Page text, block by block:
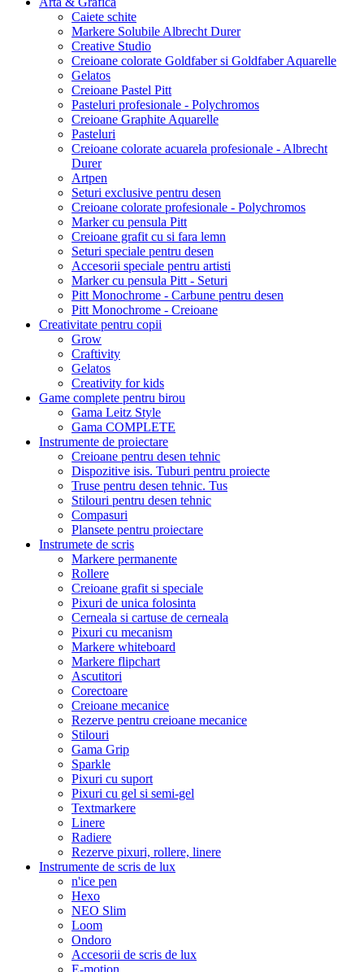
Caiete schite
Markere Solubile Albrecht Durer
Creative Studio
Creioane colorate Goldfaber si Goldfaber Aquarelle
Gelatos
Creioane Pastel Pitt
Pasteluri profesionale - Polychromos
Creioane Graphite Aquarelle
Pasteluri
Creioane colorate acuarela profesionale - Albrecht
Durer
Artpen
Seturi exclusive pentru desen
Creioane colorate profesionale - Polychromos
Marker cu pensula Pitt
Creioane grafit cu si fara lemn
Seturi speciale pentru desen
Accesorii speciale pentru artisti
Marker cu pensula Pitt - Seturi
Pitt Monochrome - Carbune pentru desen
Pitt Monochrome - Creioane
Creativitate pentru copii
Grow
Craftivity
Gelatos
Creativity for kids
Game complete pentru birou
Gama Leitz Style
Gama COMPLETE
Instrumente de proiectare
Creioane pentru desen tehnic
Dispozitive isis. Tuburi pentru proiecte
Truse pentru desen tehnic. Tus
Stilouri pentru desen tehnic
Compasuri
Plansete pentru proiectare
Instrumete de scris
Markere permanente
Rollere
Creioane grafit si speciale
Pixuri de unica folosinta
Cerneala si cartuse de cerneala
Pixuri cu mecanism
Markere whiteboard
Markere flipchart
Ascutitori
Corectoare
Creioane mecanice
Rezerve pentru creioane mecanice
Stilouri
Gama Grip
Sparkle
Pixuri cu suport
Pixuri cu gel si semi-gel
Textmarkere
Linere
Radiere
Rezerve pixuri, rollere, linere
Instrumente de scris de lux
n'ice pen
Hexo
NEO Slim
Loom
Ondoro
Accesorii de scris de lux